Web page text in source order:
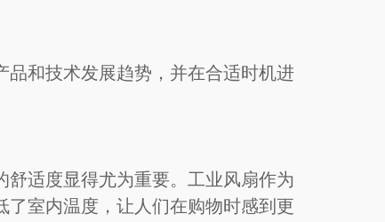
和技术发展趋势，并在合适时机进
适度显得尤为重要。工业风扇作为
室内温度，让人们在购物时感到更